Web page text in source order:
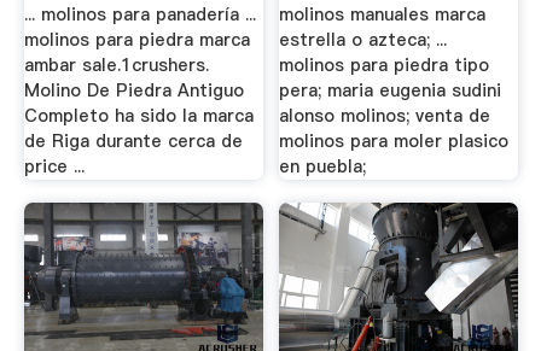
... molinos para panadería ...
molinos para piedra marca
ambar sale.1crushers.
Molino De Piedra Antiguo
Completo ha sido la marca
de Riga durante cerca de
price ...
molinos manuales marca
estrella o azteca; ...
molinos para piedra tipo
pera; maria eugenia sudini
alonso molinos; venta de
molinos para moler plasico
en puebla;